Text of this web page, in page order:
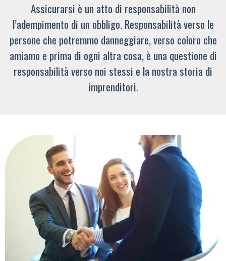
Assicurarsi è un atto di responsabilità non
l’adempimento di un obbligo. Responsabilità verso le
persone che potremmo danneggiare, verso coloro che
amiamo e prima di ogni altra cosa, è una questione di
responsabilità verso noi stessi e la nostra storia di
imprenditori.